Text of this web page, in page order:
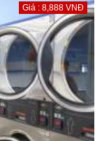
Giá : 8,888 VNĐ